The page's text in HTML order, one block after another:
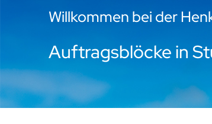
Willkommen bei der
Auftragsblöcke in